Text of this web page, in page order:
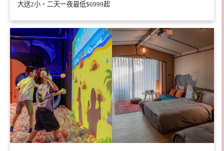
大送2小，二天一夜最低$6999起